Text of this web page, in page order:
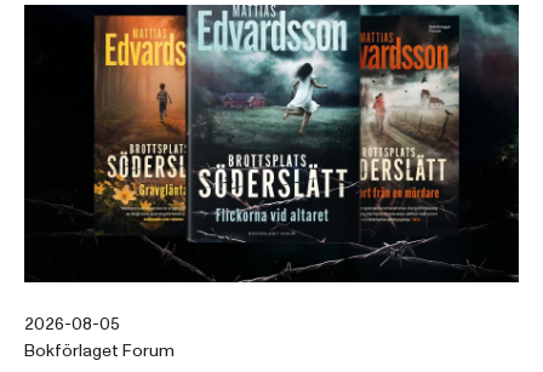
2026-08-05
Bokförlaget Forum